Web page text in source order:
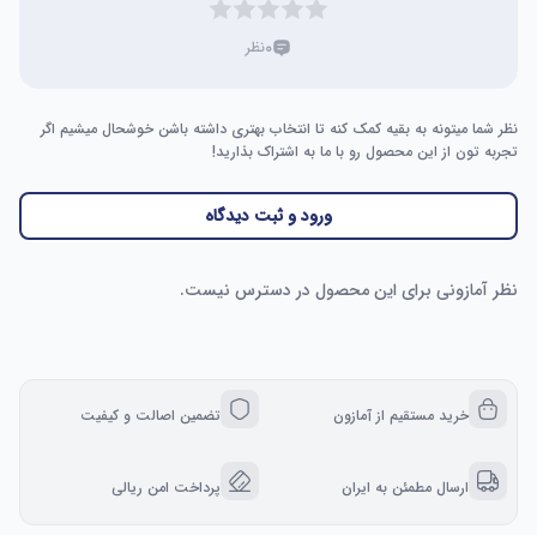
۰نظر
نظر شما میتونه به بقیه کمک کنه تا انتخاب بهتری داشته باشن خوشحال میشیم اگر
تجربه تون از این محصول رو با ما به اشتراک بذارید!
ورود و ثبت دیدگاه
نظر آمازونی برای این محصول در دسترس نیست.
خرید مستقیم از آمازون تضمین اصالت و کیفیت
ارسال مطمئن به ایران پرداخت امن ریالی